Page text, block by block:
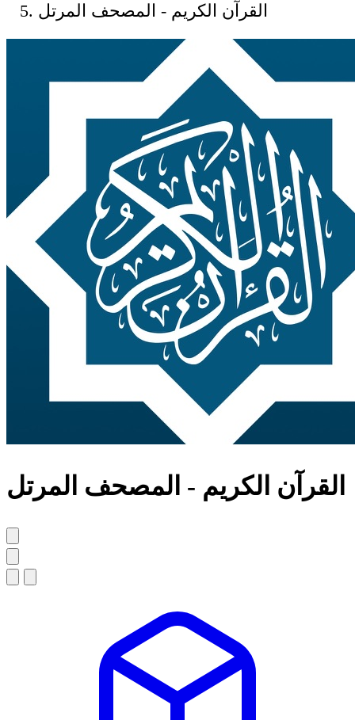
القرآن الكريم - المصحف المرتل
القرآن الكريم - المصحف المرتل